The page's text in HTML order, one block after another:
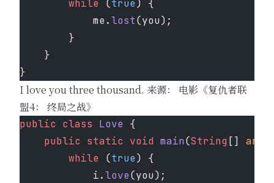
        while
(true) {
            me.
lost(you);
        }
    }
}
I love you three thousand. 来源： 电影《复仇者联
盟4： 终局之战》
public class Love {
    public
static void main(String [] args
        while
(true) {
            i.
love(you);